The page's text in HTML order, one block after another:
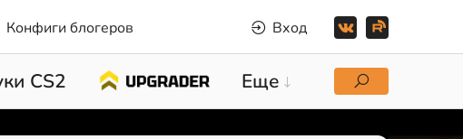
Конфиги блогеров Вход
CS2 Еще